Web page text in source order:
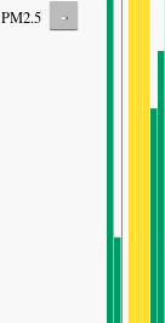
PM2.5 -